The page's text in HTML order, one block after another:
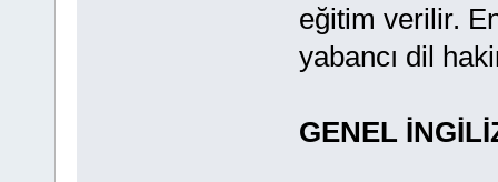
eğitim verilir.
yabancı dil
GENEL